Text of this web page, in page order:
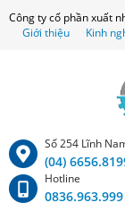
Công ty cổ phần xuất
Giới thiệu
Kinh
Số 254 Lĩnh
(04)
Hotline
0836.963.999